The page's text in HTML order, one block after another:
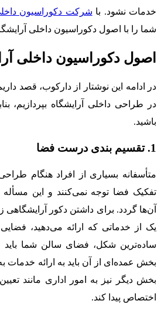
خدمات نشود. با شرکت دکوراسیون
شما را با اصول دکوراسیون داخلی
اصول دکوراسیون داخلی
در طراحی داخلی آرایشگاه بپردازیم،
باشید.
1. تقسیم بندی درست فضا
متأسفانه بسیاری از افراد هنگام
تفکیک فضا توجه نمی‌کنند و این مسأله
آن‌ها گردد. برای داشتن دکور آرایشگاهی
یک از خدماتی که ارائه می‌دهید،
ساده‌ترین شکل، فضای سالن شما
بخش عمده‌ای از آن باید به ارائه خدمات
بخش دیگر نیز به امور اداری مانند
اختصاص پیدا کند.